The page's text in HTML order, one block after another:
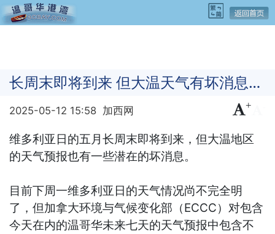
长周末即将到来 但大温天气有坏消息…
2025-05-12 15:58 加西网 +
维多利亚日的五月长周末即将到来，但大温地区
的天气预报也有一些潜在的坏消息。
目前下周一维多利亚日的天气情况尚不完全明
了，但加拿大环境与气候变化部（ECCC）对包含
今天在内的温哥华未来七天的天气预报中包含不